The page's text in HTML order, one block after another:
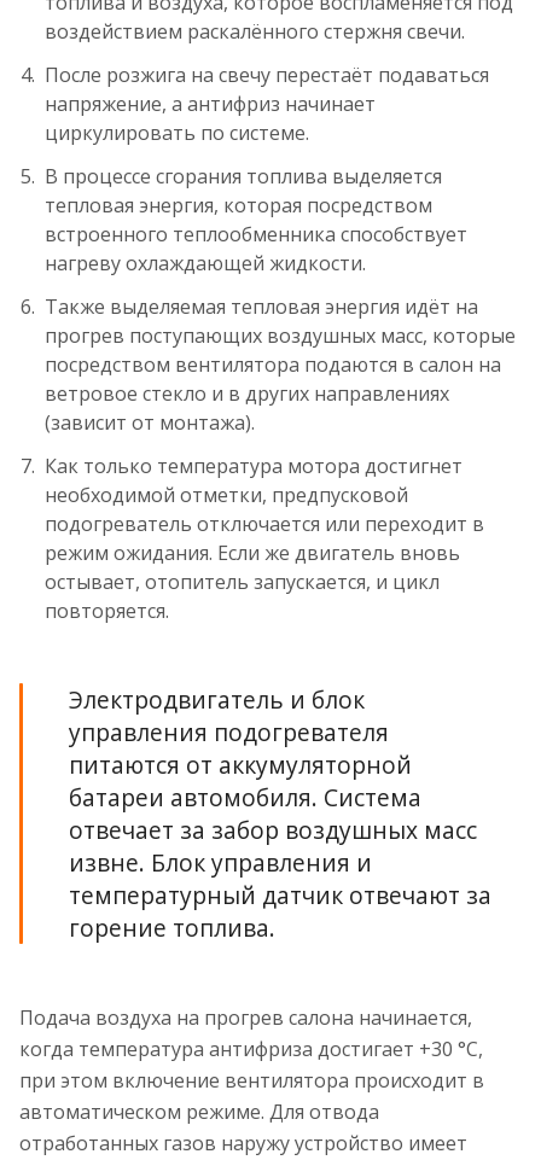
воздействием раскалённого стержня свечи.
После розжига на свечу перестаёт подаваться
напряжение, а антифриз начинает
циркулировать по системе.
В процессе сгорания топлива выделяется
тепловая энергия, которая посредством
встроенного теплообменника способствует
нагреву охлаждающей жидкости.
Также выделяемая тепловая энергия идёт на
прогрев поступающих воздушных масс, которые
посредством вентилятора подаются в салон на
ветровое стекло и в других направлениях
(зависит от монтажа).
Как только температура мотора достигнет
необходимой отметки, предпусковой
подогреватель отключается или переходит в
режим ожидания. Если же двигатель вновь
остывает, отопитель запускается, и цикл
повторяется.
Электродвигатель и блок
управления подогревателя
питаются от аккумуляторной
батареи автомобиля. Система
отвечает за забор воздушных масс
извне. Блок управления и
температурный датчик отвечают за
горение топлива.
Подача воздуха на прогрев салона начинается,
когда температура антифриза достигает +30 °С,
при этом включение вентилятора происходит в
автоматическом режиме. Для отвода
отработанных газов наружу устройство имеет